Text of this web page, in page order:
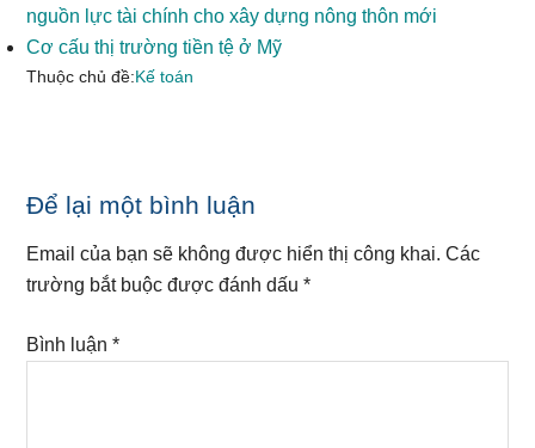
nguồn lực tài chính cho xây dựng nông thôn mới
Cơ cấu thị trường tiền tệ ở Mỹ
Thuộc chủ đề:Kế toán
Reader
Interactions
Để lại một bình luận
Email của bạn sẽ không được hiển thị công khai. Các
trường bắt buộc được đánh dấu*
Bình luận*